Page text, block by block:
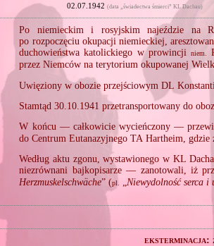
02.07.1942(data „świadectwa śmierci” KL Dachau)
Po niemieckim i rosyjskim najeździe na
po rozpoczęciu okupacji niemieckiej,
duchowieństwa katolickiego w prowincji niem.
przez Niemców na terytorium okupowanej
Uwięziony w obozie przejściowym DL
Stamtąd 30.10.1941 przetransportowany do
W końcu — całkowicie wycieńczony —
do Centrum Eutanazyjnego TA Hartheim, gdzie
Według aktu zgonu, wystawionego w KL
niezrównani bajkopisarze — zanotowali, iż
Herzmuskelschwäche” (pl. „Niewydolność serca i
eksterminacja: